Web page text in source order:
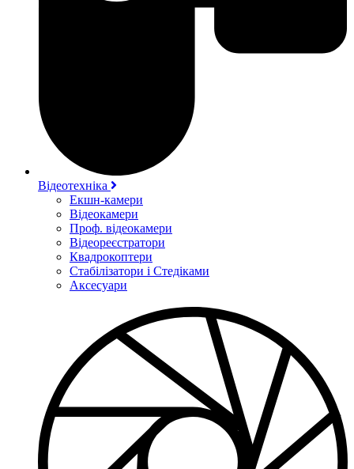
Відеотехніка
Екшн-камери
Відеокамери
Проф. відеокамери
Відеореєстратори
Квадрокоптери
Стабілізатори і Стедіками
Аксесуари